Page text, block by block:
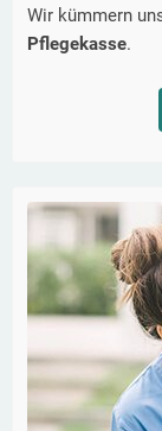
Wir kümmern
Pflegekasse.